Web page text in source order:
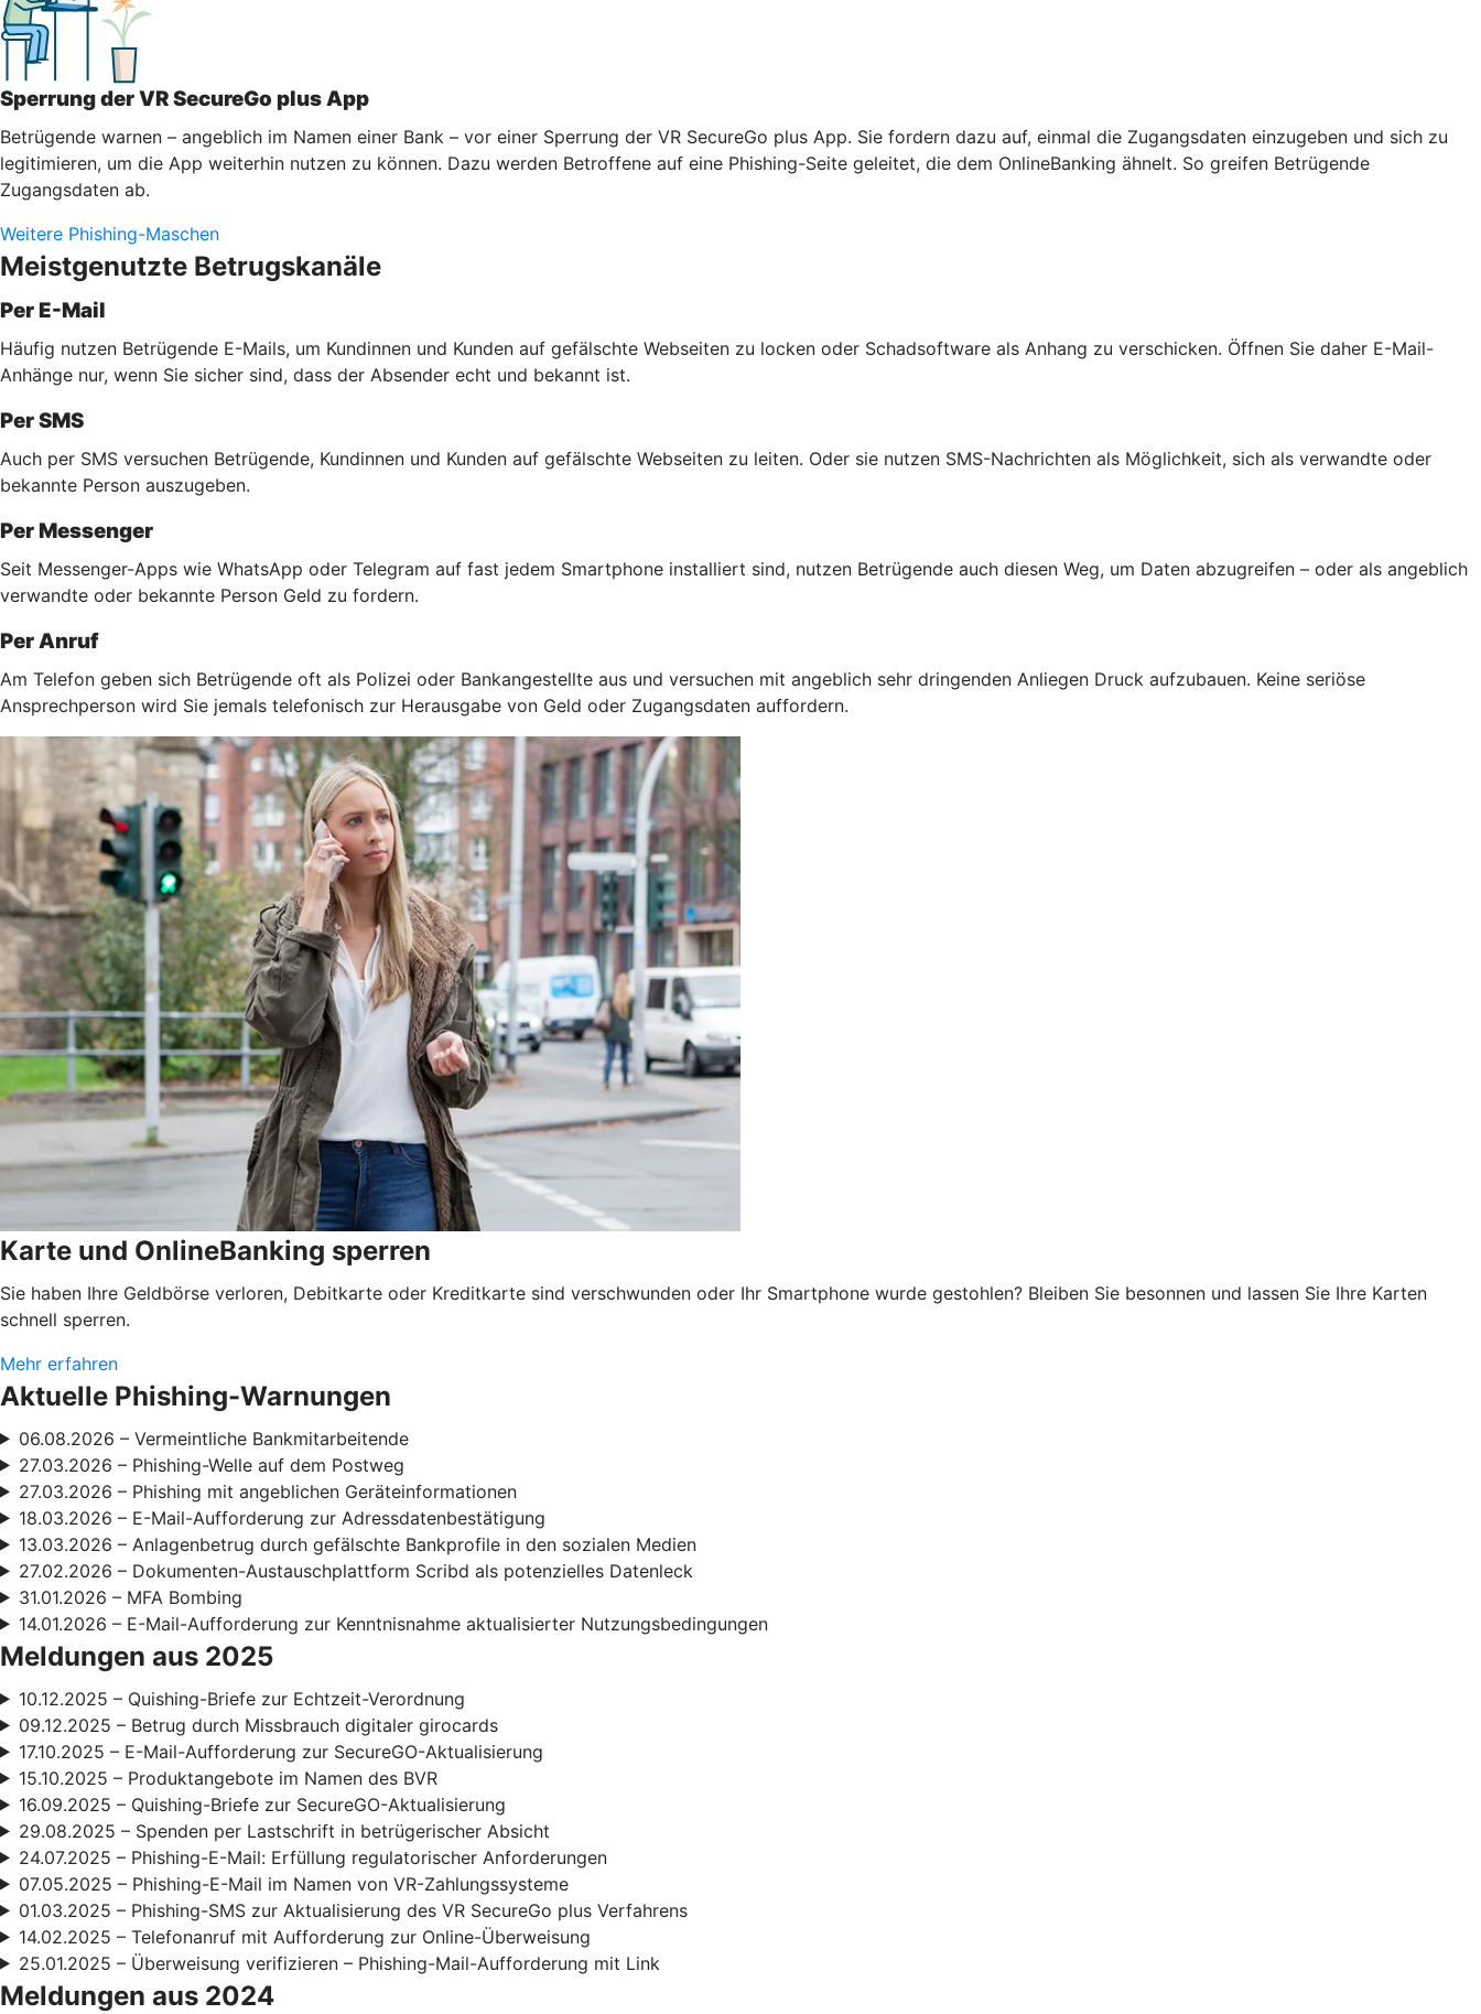
Sperrung der VR SecureGo plus App
Betrügende warnen – angeblich im Namen einer Bank – vor einer Sperrung der VR SecureGo plus App. Sie fordern dazu auf, einmal die Zugangsdaten einzugeben und sich zu
legitimieren, um die App weiterhin nutzen zu können. Dazu werden Betroffene auf eine Phishing-Seite geleitet, die dem OnlineBanking ähnelt. So greifen Betrügende
Zugangsdaten ab.
Weitere Phishing-Maschen
Meistgenutzte Betrugskanäle
Per E-Mail
Häufig nutzen Betrügende E-Mails, um Kundinnen und Kunden auf gefälschte Webseiten zu locken oder Schadsoftware als Anhang zu verschicken. Öffnen Sie daher E-Mail-
Anhänge nur, wenn Sie sicher sind, dass der Absender echt und bekannt ist.
Per SMS
Auch per SMS versuchen Betrügende, Kundinnen und Kunden auf gefälschte Webseiten zu leiten. Oder sie nutzen SMS-Nachrichten als Möglichkeit, sich als verwandte oder
bekannte Person auszugeben.
Per Messenger
Seit Messenger-Apps wie WhatsApp oder Telegram auf fast jedem Smartphone installiert sind, nutzen Betrügende auch diesen Weg, um Daten abzugreifen – oder als angeblich
verwandte oder bekannte Person Geld zu fordern.
Per Anruf
Am Telefon geben sich Betrügende oft als Polizei oder Bankangestellte aus und versuchen mit angeblich sehr dringenden Anliegen Druck aufzubauen. Keine seriöse
Ansprechperson wird Sie jemals telefonisch zur Herausgabe von Geld oder Zugangsdaten auffordern.
Karte und OnlineBanking sperren
Sie haben Ihre Geldbörse verloren, Debitkarte oder Kreditkarte sind verschwunden oder Ihr Smartphone wurde gestohlen? Bleiben Sie besonnen und lassen Sie Ihre Karten
schnell sperren.
Mehr erfahren
Aktuelle Phishing-Warnungen
06.08.2026 – Vermeintliche Bankmitarbeitende
27.03.2026 – Phishing-Welle auf dem Postweg
27.03.2026 – Phishing mit angeblichen Geräteinformationen
18.03.2026 – E-Mail-Aufforderung zur Adressdatenbestätigung
13.03.2026 – Anlagenbetrug durch gefälschte Bankprofile in den sozialen Medien
27.02.2026 – Dokumenten-Austauschplattform Scribd als potenzielles Datenleck
31.01.2026 – MFA Bombing
14.01.2026 – E-Mail-Aufforderung zur Kenntnisnahme aktualisierter Nutzungsbedingungen
Meldungen aus 2025
10.12.2025 – Quishing-Briefe zur Echtzeit-Verordnung
09.12.2025 – Betrug durch Missbrauch digitaler girocards
17.10.2025 – E-Mail-Aufforderung zur SecureGO-Aktualisierung
15.10.2025 – Produktangebote im Namen des BVR
16.09.2025 – Quishing-Briefe zur SecureGO-Aktualisierung
29.08.2025 – Spenden per Lastschrift in betrügerischer Absicht
24.07.2025 – Phishing-E-Mail: Erfüllung regulatorischer Anforderungen
07.05.2025 – Phishing-E-Mail im Namen von VR-Zahlungssysteme
01.03.2025 – Phishing-SMS zur Aktualisierung des VR SecureGo plus Verfahrens
14.02.2025 – Telefonanruf mit Aufforderung zur Online-Überweisung
25.01.2025 – Überweisung verifizieren – Phishing-Mail-Aufforderung mit Link
Meldungen aus 2024